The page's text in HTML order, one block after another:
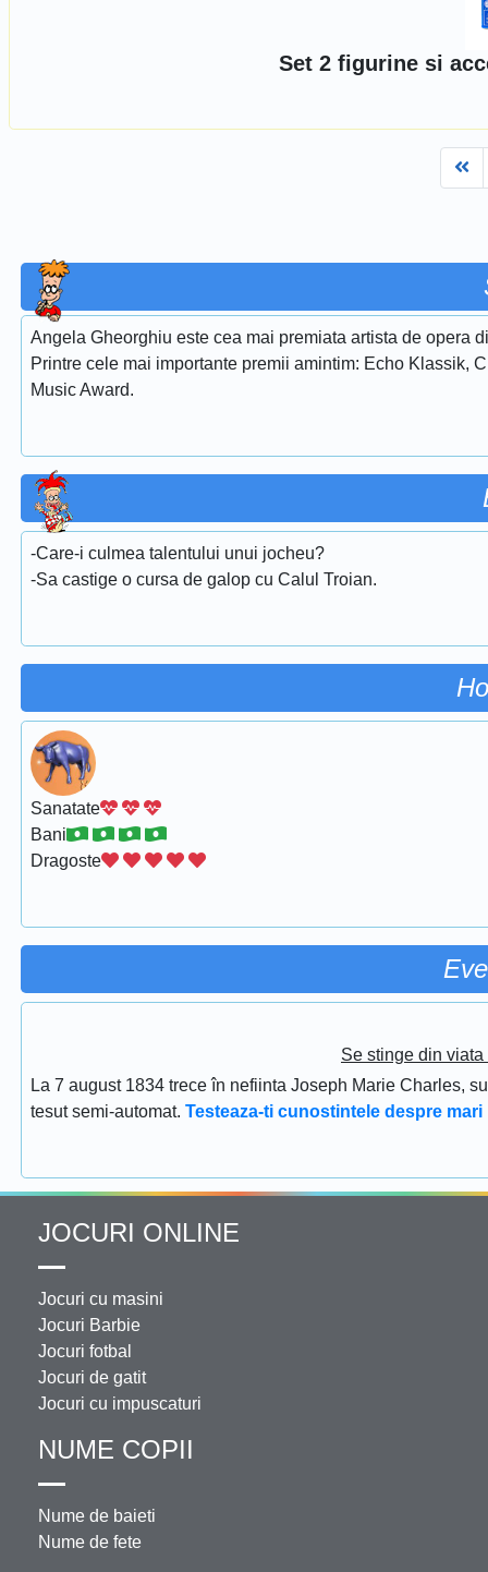
Set 2 figurine si
Angela Gheorghiu este cea mai premiata artista de opera
Printre cele mai importante premii amintim: Echo Klassik,
Music Award.
-Care-i culmea talentului unui jocheu?
-Sa castige o cursa de galop cu Calul Troian.
Sanatate
Bani
Dragoste
Se stinge din
La 7 august 1834 trece în nefiinta Joseph Marie Charles,
tesut semi-automat. Testeaza-ti cunostintele despre
JOCURI ONLINE
Jocuri cu masini
Jocuri Barbie
Jocuri fotbal
Jocuri de gatit
Jocuri cu impuscaturi
NUME COPII
Nume de baieti
Nume de fete